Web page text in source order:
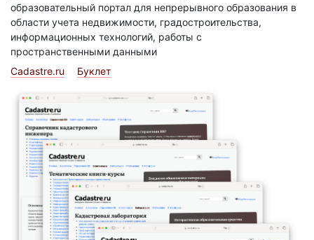
образовательный портал для непрерывного образования в
области учета недвижимости, градостроительства,
информационных технологий, работы с
пространственными данными
Cadastre.ru
Буклет